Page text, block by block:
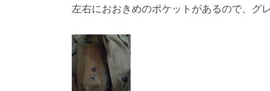
左右におおきめのポケットがあるので、グ